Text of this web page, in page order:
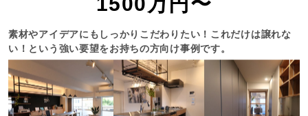
素材やアイデアにもしっかりこだわりたい！これだけは譲れな
い！という強い要望をお持ちの方向け事例です。